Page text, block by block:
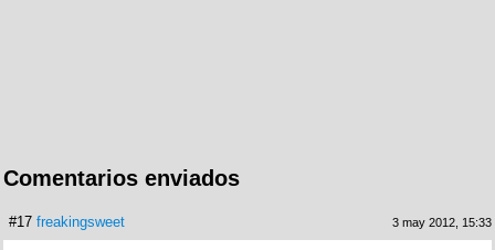
Comentarios enviados
#17 freakingsweet 3 may 2012, 15:33